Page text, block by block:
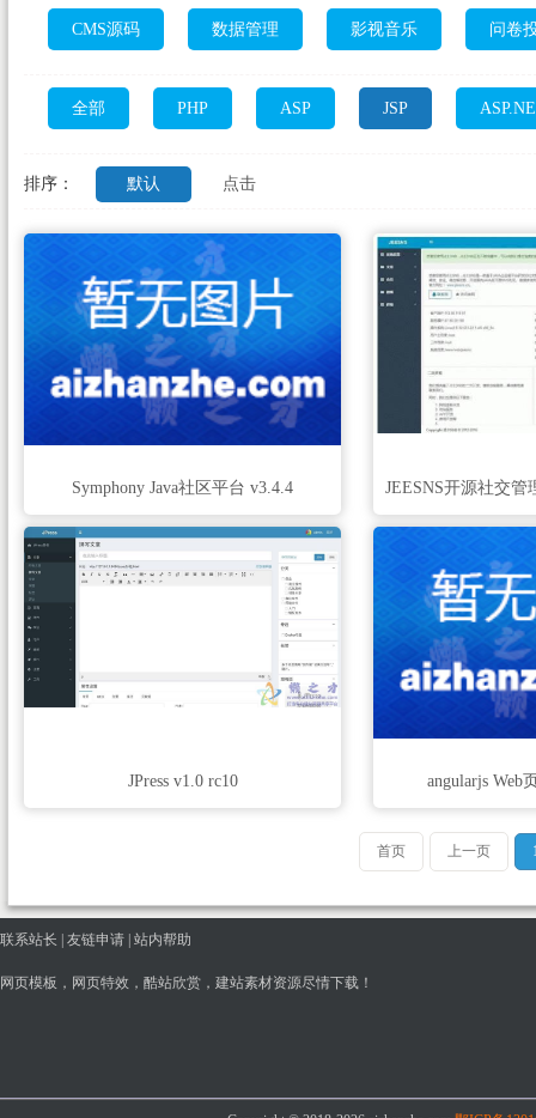
CMS源码 数据管理 影视音乐 问卷
全部 PHP ASP JSP
排序： 默认 点击
Symphony Java社区平台 v3.4.4
JPress v1.0 rc10 angularjs Web
首页 上一页
联系站长 友链申请 站内帮助
网页模板，网页特效，酷站欣赏，建站素材资源尽情下载！